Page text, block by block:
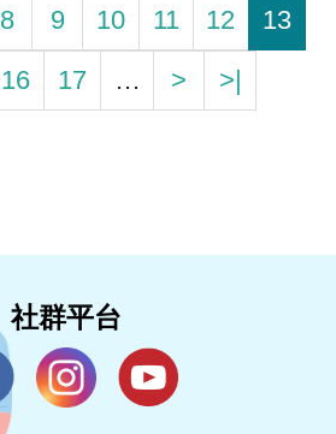
8 9 10 11 12
13
16 17 … > >|
社群平台